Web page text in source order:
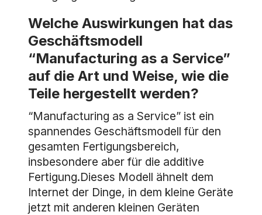
Welche Auswirkungen hat das
Geschäftsmodell
“Manufacturing as a Service”
auf die Art und Weise, wie die
Teile hergestellt werden?
“Manufacturing as a Service” ist ein
spannendes Geschäftsmodell für den
gesamten Fertigungsbereich,
insbesondere aber für die additive
Fertigung.Dieses Modell ähnelt dem
Internet der Dinge, in dem kleine Geräte
jetzt mit anderen kleinen Geräten